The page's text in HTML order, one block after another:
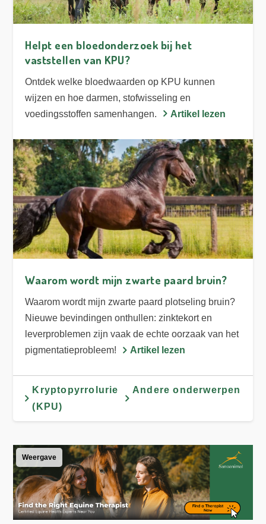
Helpt een bloedonderzoek bij het
vaststellen van KPU?
Ontdek welke bloedwaarden op KPU kunnen
wijzen en hoe darmen, stofwisseling en
voedingsstoffen samenhangen.
Artikel lezen
Waarom wordt mijn zwarte paard bruin?
Waarom wordt mijn zwarte paard plotseling bruin?
Nieuwe bevindingen onthullen: zinktekort en
leverproblemen zijn vaak de echte oorzaak van het
pigmentatieprobleem!
Artikel lezen
Kryptopyrrolurie
(KPU)
Andere onderwerpen
Weergave